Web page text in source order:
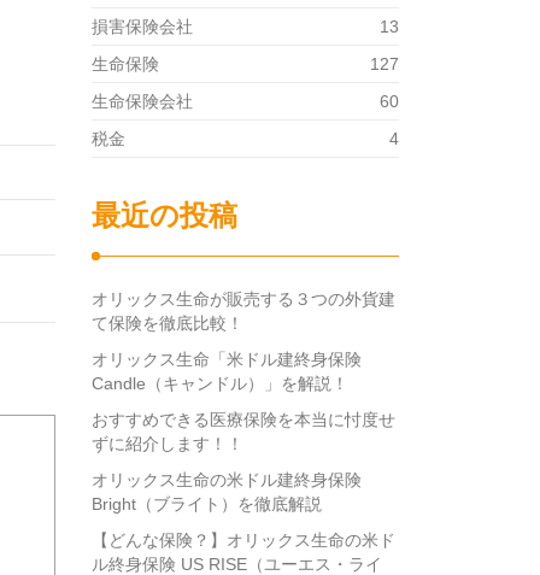
損害保険会社
13
生命保険
127
生命保険会社
60
税金
4
最近の投稿
オリックス生命が販売する３つの外貨建
て保険を徹底比較！
オリックス生命「米ドル建終身保険
Candle（キャンドル）」を解説！
おすすめできる医療保険を本当に忖度せ
ずに紹介します！！
オリックス生命の米ドル建終身保険
Bright（ブライト）を徹底解説
【どんな保険？】オリックス生命の米ド
ル終身保険 US RISE（ユーエス・ライ